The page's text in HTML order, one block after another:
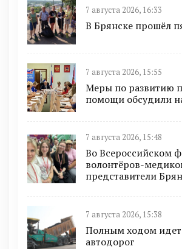
7 августа 2026, 16:33
В Брянске прошёл
7 августа 2026, 15:55
Меры по развитию
помощи обсудили
7 августа 2026, 15:48
Во Всероссийском
волонтёров-
представители
7 августа 2026, 15:38
Полным ходом
автодорог